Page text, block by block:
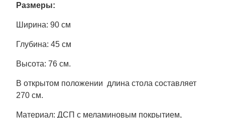
Размеры:
Ширина: 90 см
Глубина: 45 см
Высота: 76 см.
В открытом положении длина стола составляет
270 см.
Материал: ДСП с меламиновым покрытием,